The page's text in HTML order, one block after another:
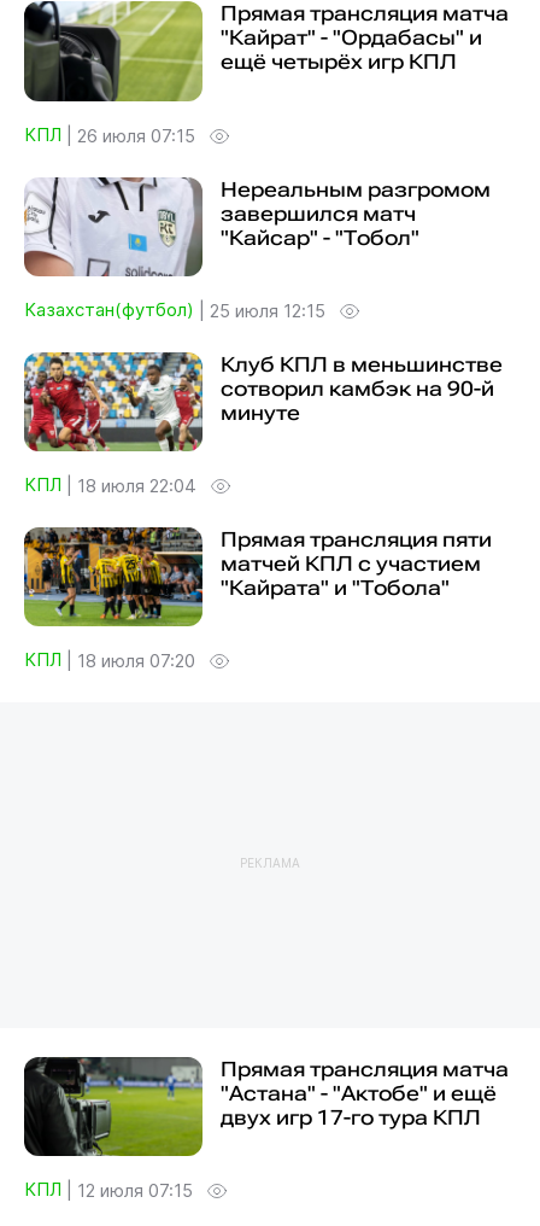
Прямая трансляция матча
"Кайрат" - "Ордабасы" и
ещё четырёх игр КПЛ
КПЛ 26 июля 07:15
Нереальным разгромом
завершился матч
"Кайсар" - "Тобол"
Казахстан(футбол) 25 июля 12:15
Клуб КПЛ в меньшинстве
сотворил камбэк на 90-й
минуте
КПЛ 18 июля 22:04
Прямая трансляция пяти
матчей КПЛ с участием
"Кайрата" и "Тобола"
КПЛ 18 июля 07:20
РЕКЛАМА
Прямая трансляция матча
"Астана" - "Актобе" и ещё
двух игр 17-го тура КПЛ
КПЛ 12 июля 07:15